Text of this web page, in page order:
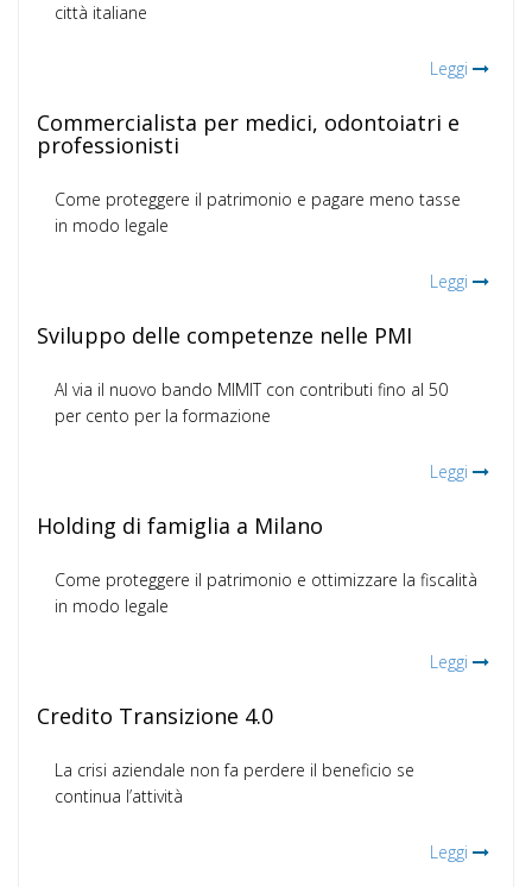
città italiane
Leggi
Commercialista per medici, odontoiatri e
professionisti
Come proteggere il patrimonio e pagare meno tasse
in modo legale
Leggi
Sviluppo delle competenze nelle PMI
Al via il nuovo bando MIMIT con contributi fino al 50
per cento per la formazione
Leggi
Holding di famiglia a Milano
Come proteggere il patrimonio e ottimizzare la fiscalità
in modo legale
Leggi
Credito Transizione 4.0
La crisi aziendale non fa perdere il beneficio se
continua l’attività
Leggi